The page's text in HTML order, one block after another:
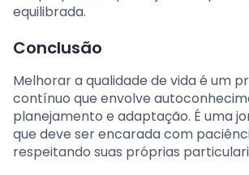
equilibrada.
Conclusão
Melhorar a qualidade de vida é um
contínuo que envolve
planejamento e adaptação. É uma
que deve ser encarada com
respeitando suas próprias